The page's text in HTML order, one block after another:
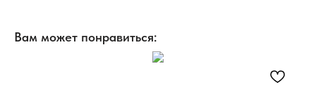
Вам может понравиться: